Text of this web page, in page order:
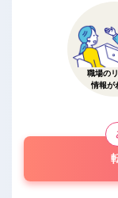
職場の
情報が